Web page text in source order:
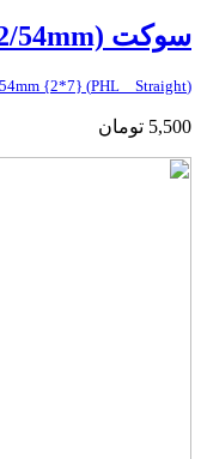
سوکت PHL 2*7 (2/54mm) صاف
(PHL _ Straight) {2*7} 2/54mm
5,500 تومان